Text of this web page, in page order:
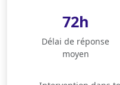
72h
Délai de réponse
moyen